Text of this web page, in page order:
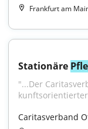
Frankfurt am
Stationäre
"...Der
Caritasverband